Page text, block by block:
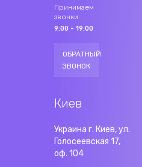
Принимаем
звонки
9:00 - 19:00
ОБРАТНЫЙ
ЗВОНОК
Киев
Украина г. Киев, ул.
Голосеевская 17,
оф. 104